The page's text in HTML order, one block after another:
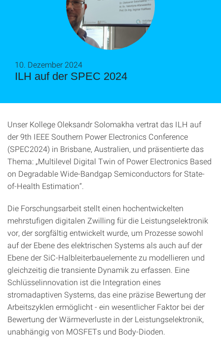
ILH auf der SPEC 2024
10. Dezember 2024
Unser Kollege Oleksandr Solomakha vertrat das ILH auf
der 9th IEEE Southern Power Electronics Conference
(SPEC2024) in Brisbane, Australien, und präsentierte das
Thema: „Multilevel Digital Twin of Power Electronics Based
on Degradable Wide-Bandgap Semiconductors for State-
of-Health Estimation“.
Die Forschungsarbeit stellt einen hochentwickelten
mehrstufigen digitalen Zwilling für die Leistungselektronik
vor, der sorgfältig entwickelt wurde, um Prozesse sowohl
auf der Ebene des elektrischen Systems als auch auf der
Ebene der SiC-Halbleiterbauelemente zu modellieren und
gleichzeitig die transiente Dynamik zu erfassen. Eine
Schlüsselinnovation ist die Integration eines
stromadaptiven Systems, das eine präzise Bewertung der
Arbeitszyklen ermöglicht - ein wesentlicher Faktor bei der
Bewertung der Wärmeverluste in der Leistungselektronik,
unabhängig von MOSFETs und Body-Dioden.